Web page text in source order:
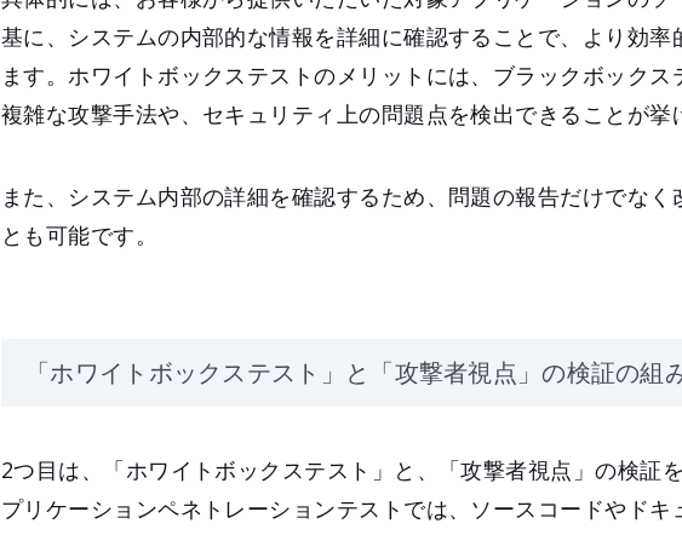
基に、システムの内部的な情報を詳細に確認することで、より効率
ます。ホワイトボックステストのメリットには、ブラックボック
複雑な攻撃手法や、セキュリティ上の問題点を検出できることが挙
また、システム内部の詳細を確認するため、問題の報告だけでなく
とも可能です。
「ホワイトボックステスト」と「攻撃者視点」の検証の組
2つ目は、「ホワイトボックステスト」と、「攻撃者視点」の検証
プリケーションペネトレーションテストでは、ソースコードやドキ